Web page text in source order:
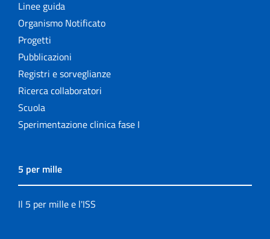
Linee guida
Organismo Notificato
Progetti
Pubblicazioni
Registri e sorveglianze
Ricerca collaboratori
Scuola
Sperimentazione clinica fase I
5 per mille
Il 5 per mille e l'ISS